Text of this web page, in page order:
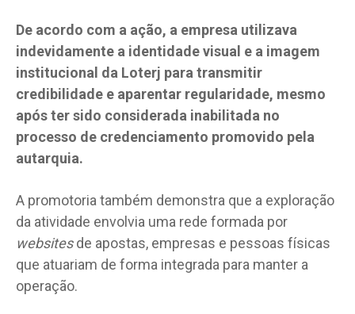
De acordo com a ação, a empresa utilizava
indevidamente a identidade visual e a imagem
institucional da Loterj para transmitir
credibilidade e aparentar regularidade, mesmo
após ter sido considerada inabilitada no
processo de credenciamento promovido pela
autarquia.
A promotoria também demonstra que a exploração
da atividade envolvia uma rede formada por
websitesde apostas, empresas e pessoas físicas
que atuariam de forma integrada para manter a
operação.